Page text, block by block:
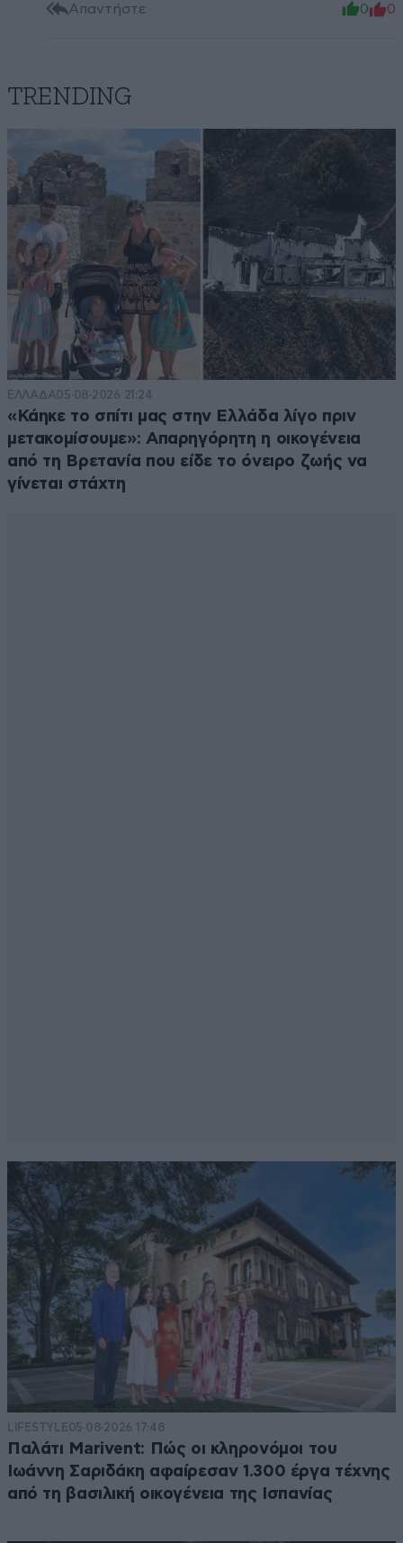
Απαντήστε 0 0
TRENDING
ΕΛΛΑΔΑ05·08·2026 21:24
«Κάηκε το σπίτι μας στην Ελλάδα λίγο πριν
μετακομίσουμε»: Απαρηγόρητη η οικογένεια
από τη Βρετανία που είδε το όνειρο ζωής να
γίνεται στάχτη
LIFESTYLE05·08·2026 17:48
Παλάτι Marivent: Πώς οι κληρονόμοι του
Ιωάννη Σαριδάκη αφαίρεσαν 1.300 έργα τέχνης
από τη βασιλική οικογένεια της Ισπανίας